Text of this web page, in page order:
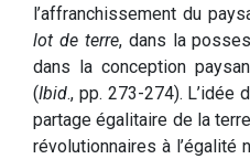
l’affranchissement du
lot de terre, dans la
dans la conception
(Ibid., pp. 273-274). L’idée
partage égalitaire de la
révolutionnaires à l’égalité